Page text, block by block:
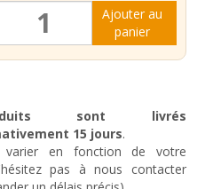
Ajouter au
panier
sont livrés
15 jours.
en fonction de votre
pas à nous contacter